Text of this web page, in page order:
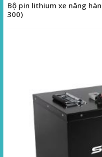
Bộ pin lithium xe nâng
300)